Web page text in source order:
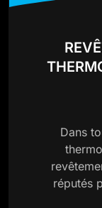
Dans
réputés